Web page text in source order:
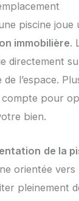
piscine
immobilière.
directement
de l’espace.
pour
bien.
de la
orientée vers
pleinement